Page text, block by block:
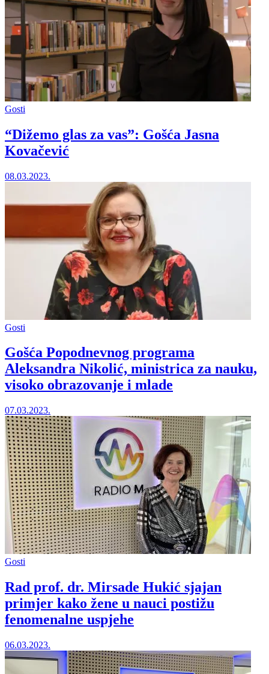
Gosti
“Dižemo glas za vas”: Gošća Jasna
Kovačević
08.03.2023.
Gosti
Gošća Popodnevnog programa
Aleksandra Nikolić, ministrica za nauku,
visoko obrazovanje i mlade
07.03.2023.
Gosti
Rad prof. dr. Mirsade Hukić sjajan
primjer kako žene u nauci postižu
fenomenalne uspjehe
06.03.2023.